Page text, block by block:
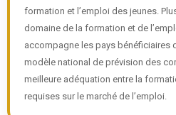
formation et l’emploi des jeunes.
domaine de la formation et de
accompagne les pays bénéficiaires
modèle national de prévision des
meilleure adéquation entre la
requises sur le marché de l’emploi.